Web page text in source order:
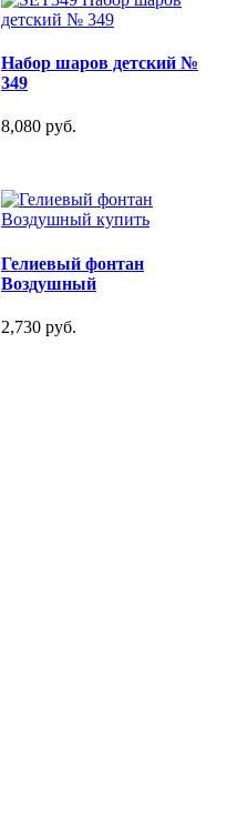
Набор шаров детский №
349
8,080 руб.
Гелиевый фонтан
Воздушный
2,730 руб.